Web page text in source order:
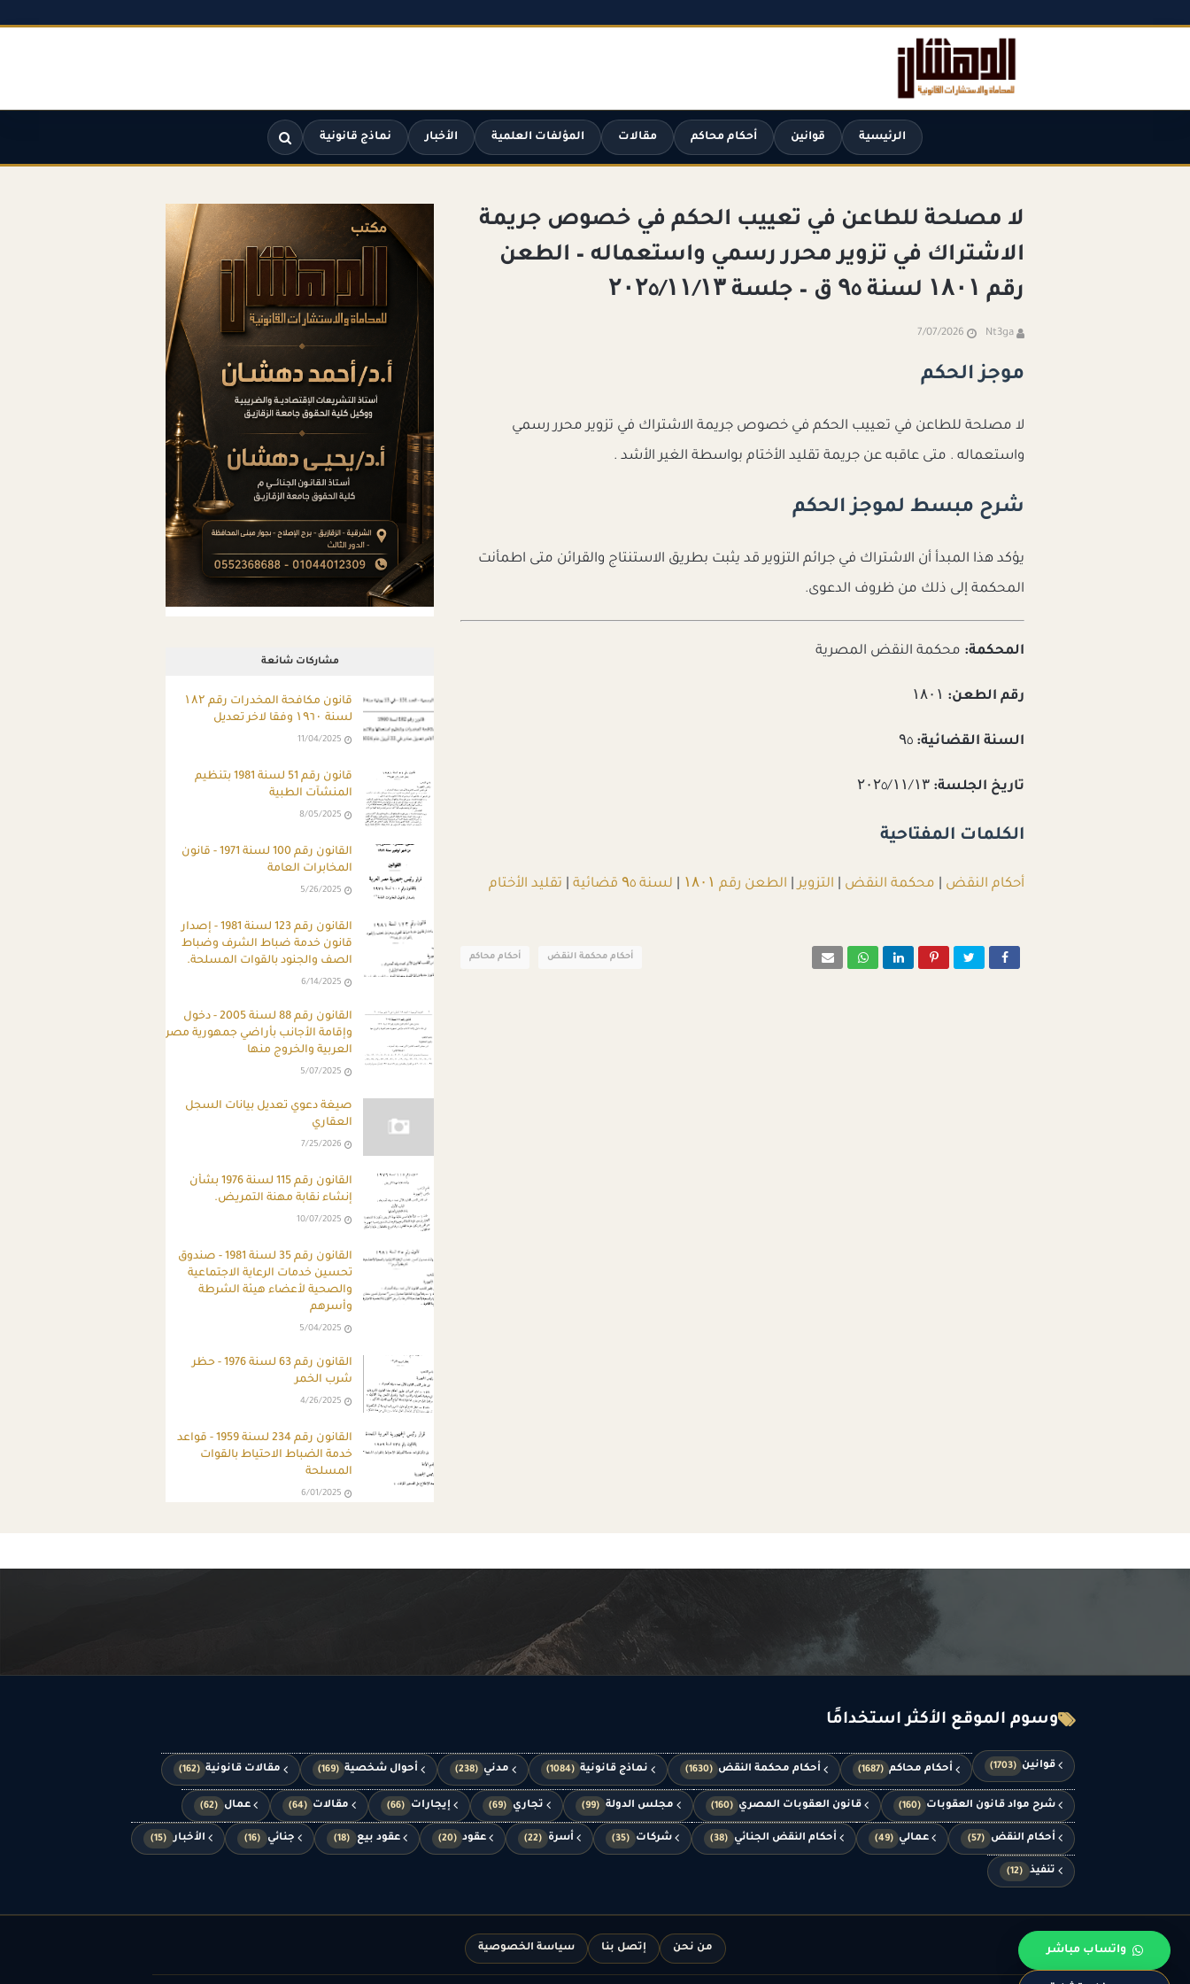
واتساب مباشر
الرئيسية قوانين أحكام محاكم مقالات المؤلفات العلمية الأخبار نماذج قانونية
لا مصلحة للطاعن في تعييب الحكم في خصوص جريمة
الاشتراك في تزوير محرر رسمي واستعماله – الطعن
رقم ۱۸۰۱ لسنة ۹٥ ق – جلسة ۲۰۲٥/۱۱/۱۳
Nt3ga
7/07/2026
موجز الحكم
لا مصلحة للطاعن في تعييب الحكم في خصوص جريمة الاشتراك في تزوير محرر رسمي
واستعماله . متى عاقبه عن جريمة تقليد الأختام بواسطة الغير الأشد .
شرح مبسط لموجز الحكم
يؤكد هذا المبدأ أن الاشتراك في جرائم التزوير قد يثبت بطريق الاستنتاج والقرائن متى اطمأنت
المحكمة إلى ذلك من ظروف الدعوى.
المحكمة: محكمة النقض المصرية
رقم الطعن:
السنة القضائية:
تاريخ الجلسة:
الكلمات المفتاحية
أحكام النقض محكمة النقض التزوير الطعن رقم ۱۸۰۱ لسنة ۹٥ قضائية تقليد الأختام
أحكام محاكم أحكام محكمة النقض
مشاركات شائعة
قانون مكافحة المخدرات رقم ۱۸۲
لسنة ۱۹٦۰ وفقا لاخر تعديل
11/04/2025
قانون رقم 51 لسنة 1981 بتنظيم
المنشآت الطبية
8/05/2025
القانون رقم 100 لسنة 1971 - قانون
المخابرات العامة
5/26/2025
ِالقانون رقم 123 لسنة 1981 - إصدار
قانون خدمة ضباط الشرف وضباط
الصف والجنود بالقوات المسلحة.
6/14/2025
القانون رقم 88 لسنة 2005 - دخول
وإقامة الأجانب بأراضي جمهورية مصر
العربية والخروج منها
5/07/2025
صيغة دعوي تعديل بيانات السجل
العقاري
7/25/2026
القانون رقم 115 لسنة 1976 بشأن
إنشاء نقابة مهنة التمريض.
10/07/2025
القانون رقم 35 لسنة 1981 - صندوق
تحسين خدمات الرعاية الاجتماعية
والصحية لأعضاء هيئة الشرطة
وأسرهم
5/04/2025
القانون رقم 63 لسنة 1976 - حظر
شرب الخمر
4/26/2025
القانون رقم 234 لسنة 1959 - قواعد
خدمة الضباط الاحتياط بالقوات
المسلحة
6/01/2025
وسوم الموقع الأكثر استخدامًا
قوانين (1703) أحكام محاكم (1687) أحكام محكمة النقض (1630) نماذج قانونية (1084) مدني (238) أحوال شخصية (169) مقالات قانونية (162)
شرح مواد قانون العقوبات (160) قانون العقوبات المصري (160) مجلس الدولة (99) تجاري (69) إيجارات (66) مقالات (64) عمال (62)
أحكام النقض (57) عمالي (49) أحكام النقض الجنائي (38) شركات (35) أسرة (22) عقود (20) عقود بيع (18) جنائي (16) الأخبار (15)
تنفيذ (12)
من نحن إتصل بنا سياسة الخصوصية